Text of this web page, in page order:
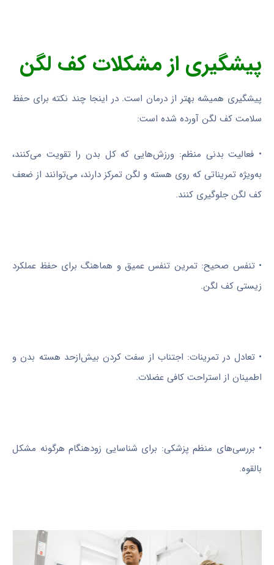
پیشگیری از مشکلات کف لگن
پیشگیری همیشه بهتر از درمان است. در اینجا چند نکته برای حفظ
سلامت کف لگن آورده شده است:
• فعالیت بدنی منظم: ورزش‌هایی که کل بدن را تقویت می‌کنند،
به‌ویژه تمریناتی که روی هسته و لگن تمرکز دارند، می‌توانند از ضعف
کف لگن جلوگیری کنند.
• تنفس صحیح: تمرین تنفس عمیق و هماهنگ برای حفظ عملکرد
زیستی کف لگن.
• تعادل در تمرینات: اجتناب از سفت کردن بیش‌ازحد هسته بدن و
اطمینان از استراحت کافی عضلات.
• بررسی‌های منظم پزشکی: برای شناسایی زودهنگام هرگونه مشکل
بالقوه.